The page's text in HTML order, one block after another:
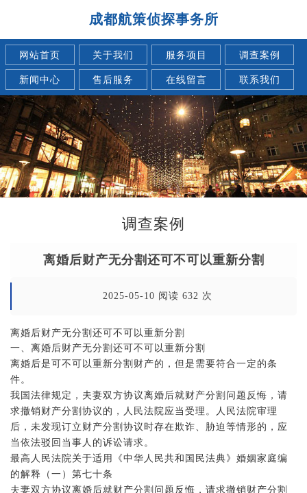
成都航策侦探事务所
网站首页 关于我们 服务项目 调查案例
新闻中心 售后服务 在线留言 联系我们
调查案例
离婚后财产无分割还可不可以重新分割
2025-05-10 阅读 632 次
离婚后财产无分割还可不可以重新分割
一、离婚后财产无分割还可不可以重新分割
离婚后是可不可以重新分割财产的，但是需要符合一定的条
件。
我国法律规定，夫妻双方协议离婚后就财产分割问题反悔，请
求撤销财产分割协议的，人民法院应当受理。人民法院审理
后，未发现订立财产分割协议时存在欺诈、胁迫等情形的，应
当依法驳回当事人的诉讼请求。
最高人民法院关于适用《中华人民共和国民法典》婚姻家庭编
的解释（一）第七十条
夫妻双方协议离婚后就财产分割问题反悔，请求撤销财产分割